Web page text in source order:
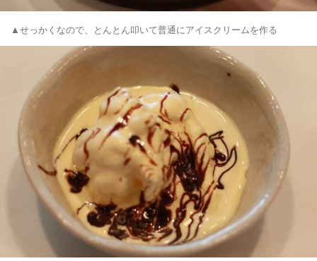
▲せっかくなので、とんとん叩いて普通にアイスクリームを作る